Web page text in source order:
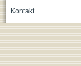
Kontakt